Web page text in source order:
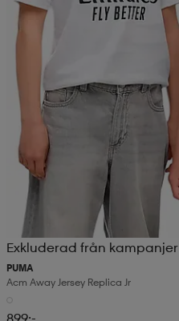
Exkluderad från kampanjer
PUMA
Acm Away Jersey Replica Jr